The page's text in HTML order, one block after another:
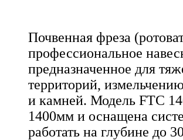
Почвенная фреза
профессиональное
предназначенное для
территорий,
и камней. Модель FTC
1400мм и оснащена
работать на глубине до